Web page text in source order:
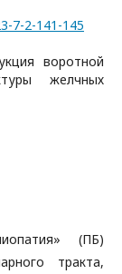
7-2-141-145
воротной
желчных
(ПБ)
тракта,